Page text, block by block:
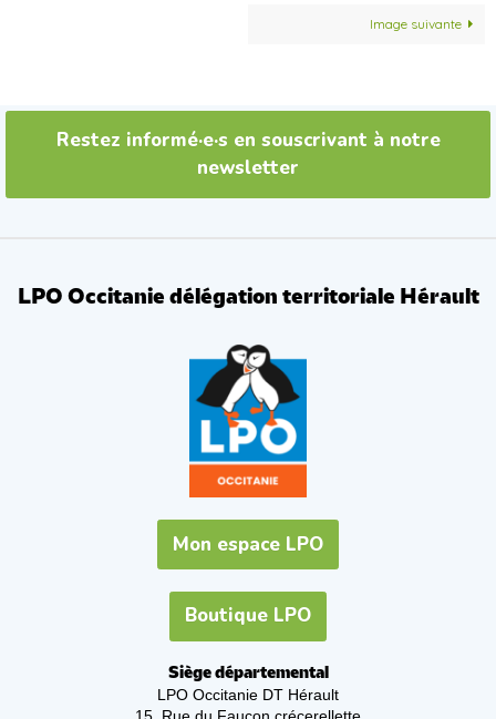
Image suivante
Restez informé·e·s en souscrivant à notre
newsletter
LPO Occitanie délégation territoriale Hérault
Mon espace LPO
Boutique LPO
Siège départemental
LPO Occitanie DT Hérault